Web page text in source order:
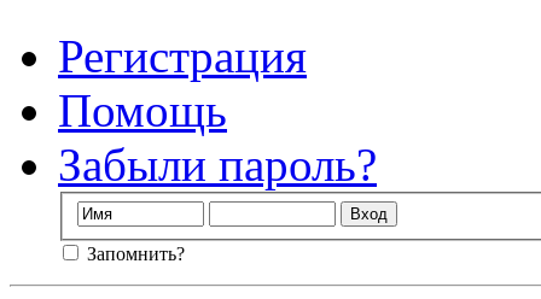
Регистрация
Помощь
Забыли пароль?
Запомнить?